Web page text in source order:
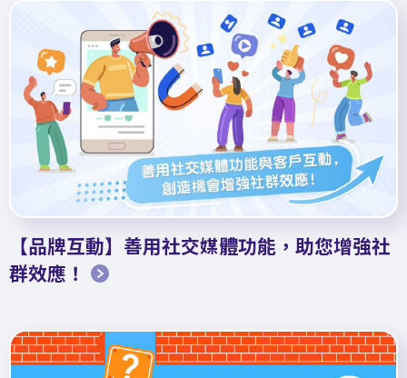
【品牌互動】善用社交媒體功能，助您增強社
群效應！